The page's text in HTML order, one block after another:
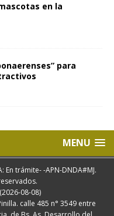
en la
para
MENU
trámite- -APN-DNDA#MJ.
08-08)
calle 485 n° 3549 entre